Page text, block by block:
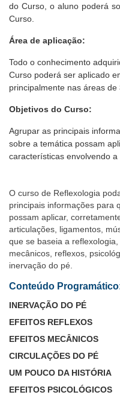
do Curso, o aluno poderá
Curso
Área de aplicação:
Todo o conhecimento
Curso poderá ser aplicado
principalmente nas áreas de
Objetivos do Curso:
Agrupar as principais
sobre a temática possam
características envolvendo a
O curso de Reflexologia
principais informações para
possam aplicar,
articulações, ligamentos,
que se baseia a
mecânicos, reflexos,
inervação do pé.
Conteúdo
INERVAÇÃO DO PÉ
EFEITOS REFLEXOS
EFEITOS MECÂNICOS
CIRCULAÇÕES DO PÉ
UM POUCO DA HISTÓRIA
EFEITOS PSICOLÓGICOS